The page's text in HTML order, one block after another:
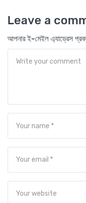
Leave a
আপনার ই-মেইল এ্যাড্রেস